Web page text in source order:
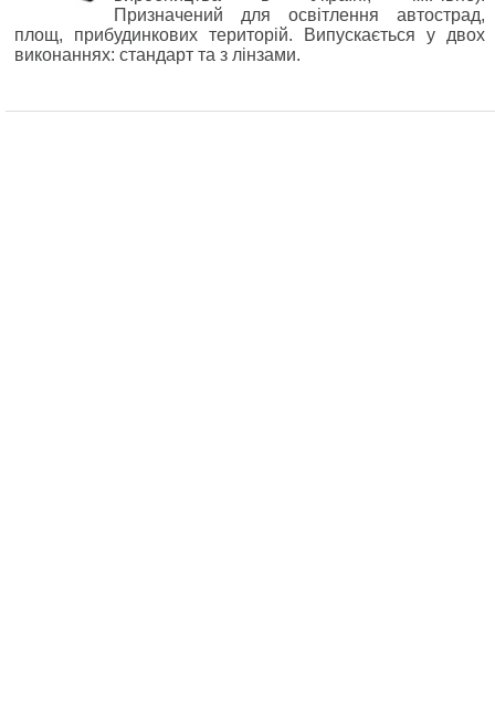
Призначений для освітлення автострад,
площ, прибудинкових територій. Випускається у двох
виконаннях: стандарт та з лінзами.